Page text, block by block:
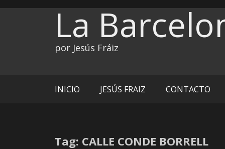
La
por Jesús Fráiz
INICIO JESÚS FRAIZ CONTACTO
Tag: CALLE CONDE BORRELL